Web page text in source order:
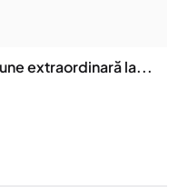
extraordinară la...